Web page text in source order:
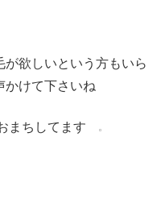
欲しいという方もいら
かけて下さいね
まちしてます